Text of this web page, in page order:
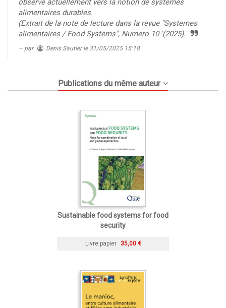
observé actuellement vers la notion de systèmes
alimentaires durables.
(Extrait de la note de lecture dans la revue "Systemes
alimentaires / Food Systems", Numero 10 '(2025).
par Denis Sautierle 31/05/2025 15:18
Publications du même auteur
Sustainable food systems for food
security
Livre papier 35,00 €